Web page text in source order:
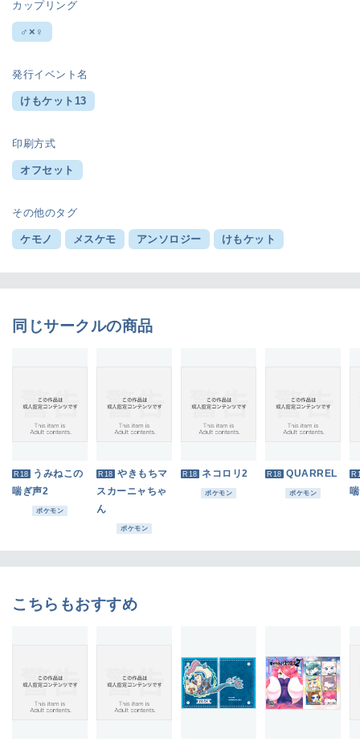
カップリング
♂×♀
発行イベント名
けもケット13
印刷方式
オフセット
その他のタグ
ケモノ メスケモ アンソロジー けもケット
同じサークルの商品
R18 うみねこの
喘ぎ声2
ポケモン
R18 やきもちマ
スカーニャちゃ
ん
ポケモン
R18 ネコロリ2
ポケモン
R18 QUARREL
ポケモン
こちらもおすすめ